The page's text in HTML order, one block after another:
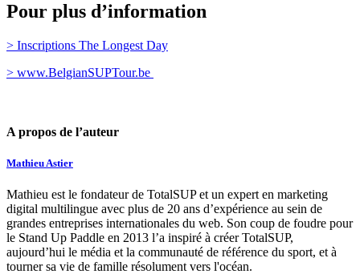
Pour plus d’information
> Inscriptions The Longest Day
> www.BelgianSUPTour.be
A propos de l’auteur
Mathieu Astier
Mathieu est le fondateur de TotalSUP et un expert en marketing
digital multilingue avec plus de 20 ans d’expérience au sein de
grandes entreprises internationales du web. Son coup de foudre pour
le Stand Up Paddle en 2013 l’a inspiré à créer TotalSUP,
aujourd’hui le média et la communauté de référence du sport, et à
tourner sa vie de famille résolument vers l'océan.